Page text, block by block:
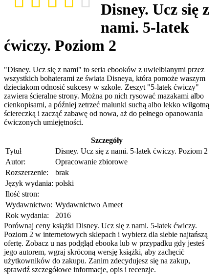
Disney. Ucz się z
nami. 5-latek
ćwiczy. Poziom 2
"Disney. Ucz się z nami" to seria ebooków z uwielbianymi przez
wszystkich bohaterami ze świata Disneya, która pomoże waszym
dzieciakom odnosić sukcesy w szkole. Zeszyt "5-latek ćwiczy"
zawiera ścieralne strony. Można po nich rysować mazakami albo
cienkopisami, a później zetrzeć malunki suchą albo lekko wilgotną
ściereczką i zacząć zabawę od nowa, aż do pełnego opanowania
ćwiczonych umiejętności.
Szczegóły
Tytuł
Disney. Ucz się z nami. 5-latek ćwiczy. Poziom 2
Autor:
Opracowanie zbiorowe
Rozszerzenie:
brak
Język wydania: polski
Ilość stron:
Wydawnictwo: Wydawnictwo Ameet
Rok wydania:
2016
Porównaj ceny książki Disney. Ucz się z nami. 5-latek ćwiczy.
Poziom 2 w internetowych sklepach i wybierz dla siebie najtańszą
ofertę. Zobacz u nas podgląd ebooka lub w przypadku gdy jesteś
jego autorem, wgraj skróconą wersję książki, aby zachęcić
użytkowników do zakupu. Zanim zdecydujesz się na zakup,
sprawdź szczegółowe informacje, opis i recenzje.